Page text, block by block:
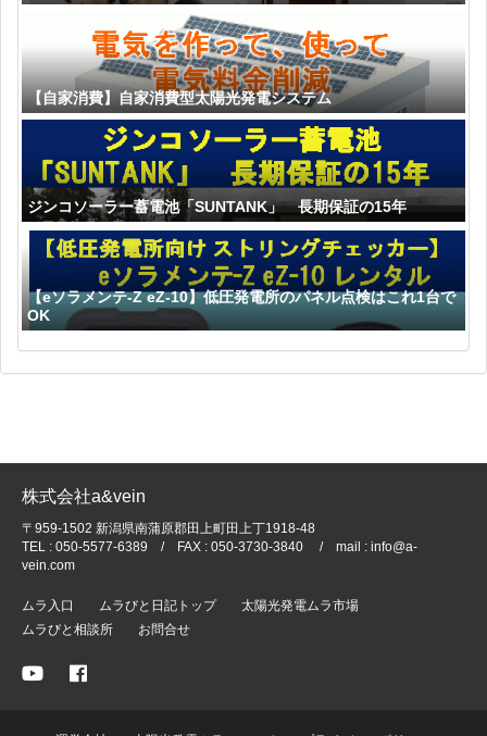
【自家消費】自家消費型太陽光発電システム
ジンコソーラー蓄電池「SUNTANK」 長期保証の15年
【eソラメンテ-Z eZ-10】低圧発電所のパネル点検はこれ1台で
OK
株式会社a&vein
〒959-1502 新潟県南蒲原郡田上町田上丁1918-48
TEL : 050-5577-6389 / FAX : 050-3730-3840 / mail : info@a-
vein.com
ムラ入口 ムラびと日記トップ
太陽光発電ムラ市場
ムラびと相談所
お問合せ